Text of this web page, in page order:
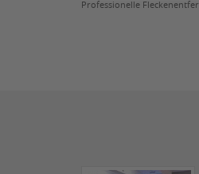
Professionelle